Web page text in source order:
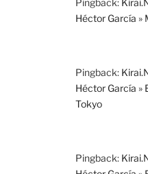
Pingback:
Héctor García »
Pingback:
Héctor García »
Tokyo
Pingback: